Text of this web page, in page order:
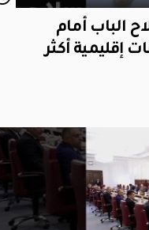
الباب أمام
إقليمية أكثر